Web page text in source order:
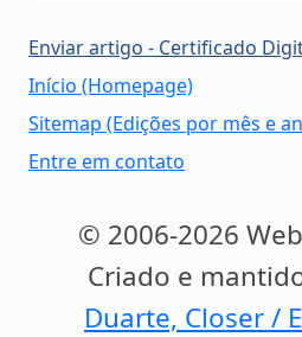
Enviar artigo - Certificado
Início (Homepage)
Sitemap (Edições por mês e
Entre em contato
© 2006-2026
Criado e
Duarte, Closer /